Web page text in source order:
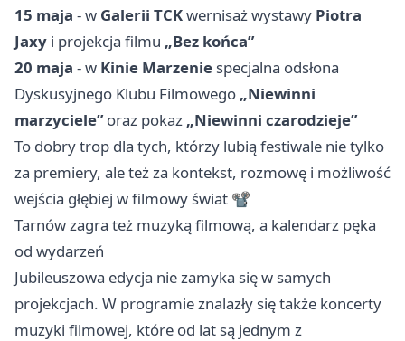
15 maja - w Galerii TCKwernisaż wystawy Piotra
Jaxy i projekcja filmu „Bez końca”
20 maja - w Kinie Marzenie specjalna odsłona
Dyskusyjnego Klubu Filmowego „Niewinni
marzyciele”oraz pokaz „Niewinni czarodzieje”
To dobry trop dla tych, którzy lubią festiwale nie tylko
za premiery, ale też za kontekst, rozmowę i możliwość
wejścia głębiej w filmowy świat 📽️
Tarnów zagra też muzyką filmową, a kalendarz pęka
od wydarzeń
Jubileuszowa edycja nie zamyka się w samych
projekcjach. W programie znalazły się także koncerty
muzyki filmowej, które od lat są jednym z